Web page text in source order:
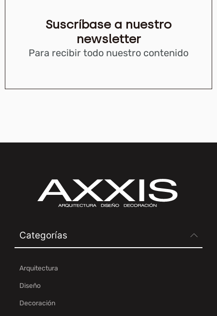
Suscríbase a nuestro
newsletter
Para recibir todo nuestro contenido
Categorías
Arquitectura
Diseño
Decoración